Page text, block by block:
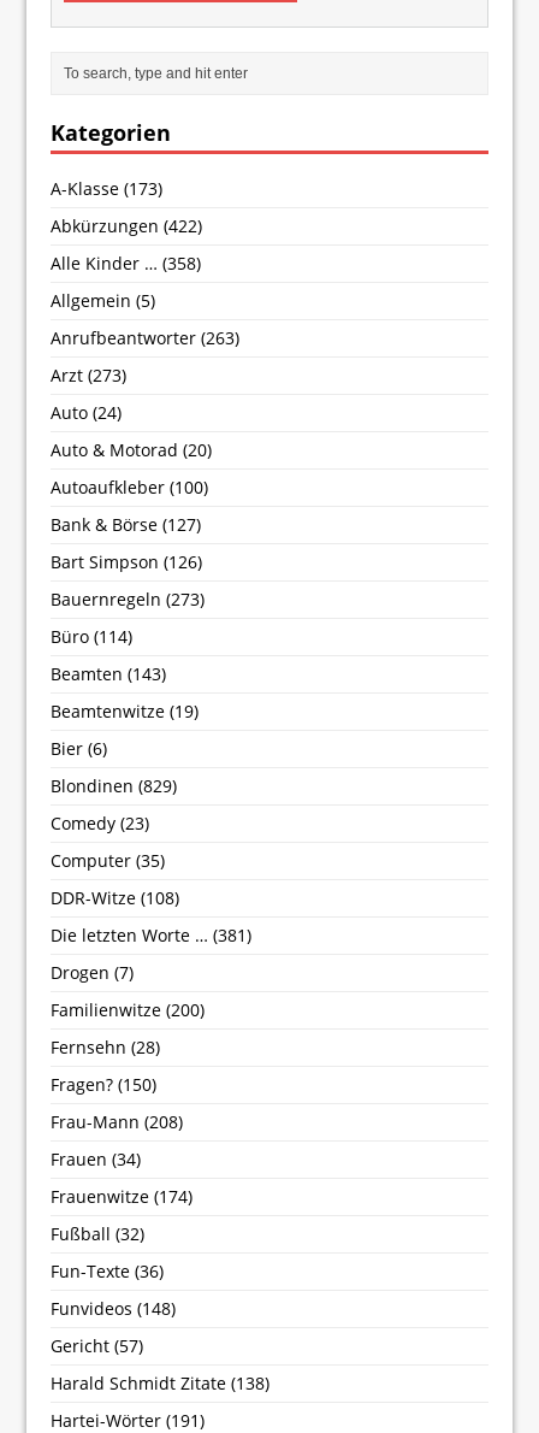
Kategorien
A-Klasse (173)
Abkürzungen (422)
Alle Kinder … (358)
Allgemein (5)
Anrufbeantworter (263)
Arzt (273)
Auto (24)
Auto & Motorad (20)
Autoaufkleber (100)
Bank & Börse (127)
Bart Simpson (126)
Bauernregeln (273)
Büro (114)
Beamten (143)
Beamtenwitze (19)
Bier (6)
Blondinen (829)
Comedy (23)
Computer (35)
DDR-Witze (108)
Die letzten Worte … (381)
Drogen (7)
Familienwitze (200)
Fernsehn (28)
Fragen? (150)
Frau-Mann (208)
Frauen (34)
Frauenwitze (174)
Fußball (32)
Fun-Texte (36)
Funvideos (148)
Gericht (57)
Harald Schmidt Zitate (138)
Hartei-Wörter (191)